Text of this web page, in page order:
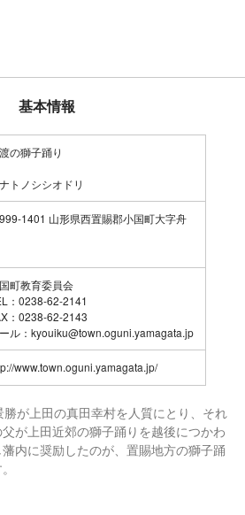
基本情報
の獅子踊り
トノシシオドリ
1401 山形県西置賜郡小国町大字舟
町教育委員会
：0238-62-2141
：0238-62-2143
ル：kyouiku@town.oguni.yamagata.jp
www.town.oguni.yamagata.jp/
が上田の真田幸村を人質にとり、それ
が上田近郊の獅子踊りを越後につかわ
内に奨励したのが、置賜地方の獅子踊